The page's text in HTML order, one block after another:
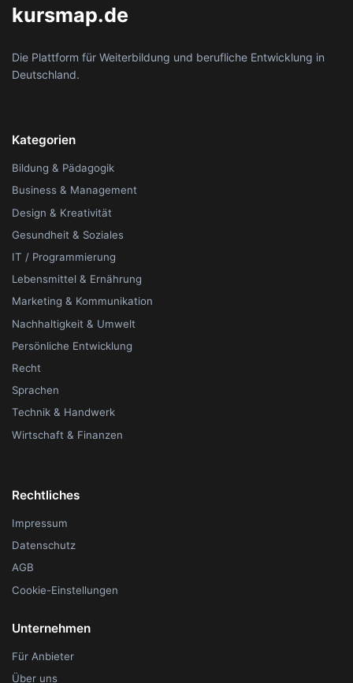
kursmap.de
Die Plattform für Weiterbildung und berufliche Entwicklung in
Deutschland.
Kategorien
Bildung & Pädagogik
Business & Management
Design & Kreativität
Gesundheit & Soziales
IT / Programmierung
Lebensmittel & Ernährung
Marketing & Kommunikation
Nachhaltigkeit & Umwelt
Persönliche Entwicklung
Recht
Sprachen
Technik & Handwerk
Wirtschaft & Finanzen
Rechtliches
Impressum
Datenschutz
AGB
Cookie-Einstellungen
Unternehmen
Für Anbieter
Über uns